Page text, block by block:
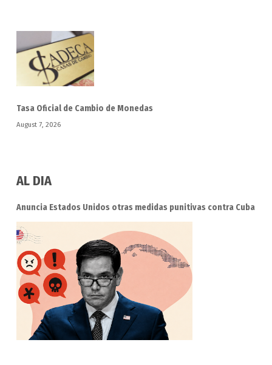
Tasa Oficial de Cambio de Monedas
August 7, 2026
AL DIA
Anuncia Estados Unidos otras medidas punitivas contra Cuba